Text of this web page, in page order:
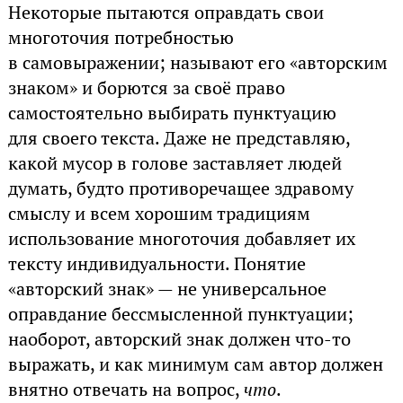
Некоторые пытаются оправдать свои
многоточия потребностью
в самовыражении; называют его «авторским
знаком» и борются за своё право
самостоятельно выбирать пунктуацию
для своего текста. Даже не представляю,
какой мусор в голове заставляет людей
думать, будто противоречащее здравому
смыслу и всем хорошим традициям
использование многоточия добавляет их
тексту индивидуальности. Понятие
«авторский знак» — не универсальное
оправдание бессмысленной пунктуации;
наоборот, авторский знак должен что-то
выражать, и как минимум сам автор должен
внятно отвечать на вопрос,что.